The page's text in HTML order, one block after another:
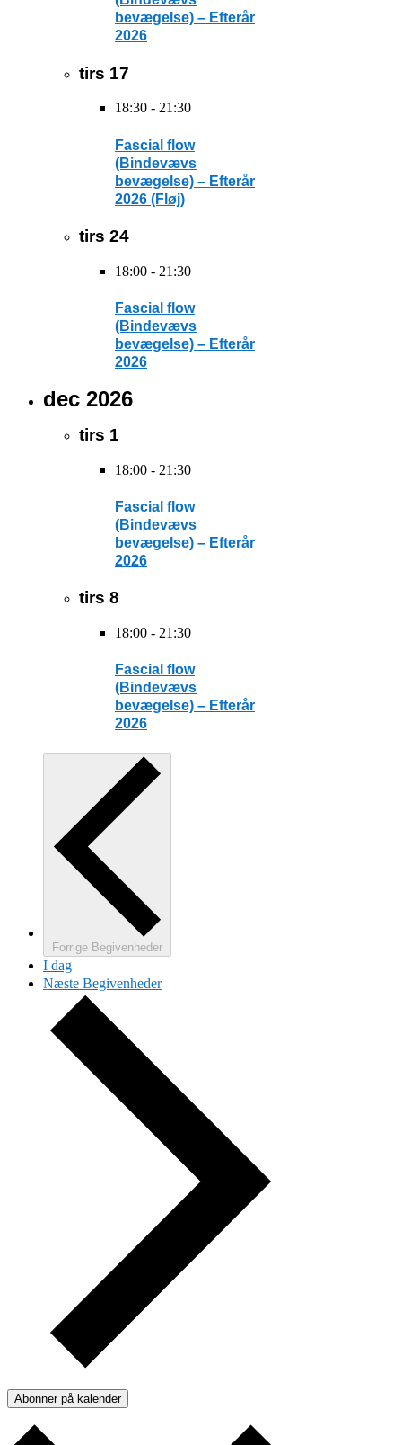
bevægelse) – Efterår
2026
tirs 17
18:30 - 21:30
Fascial flow
(Bindevævs
bevægelse) – Efterår
2026 (Fløj)
tirs 24
18:00 - 21:30
Fascial flow
(Bindevævs
bevægelse) – Efterår
2026
dec 2026
tirs 1
18:00 - 21:30
Fascial flow
(Bindevævs
bevægelse) – Efterår
2026
tirs 8
18:00 - 21:30
Fascial flow
(Bindevævs
bevægelse) – Efterår
2026
Forrige Begivenheder
I dag
Næste Begivenheder
Abonner på kalender